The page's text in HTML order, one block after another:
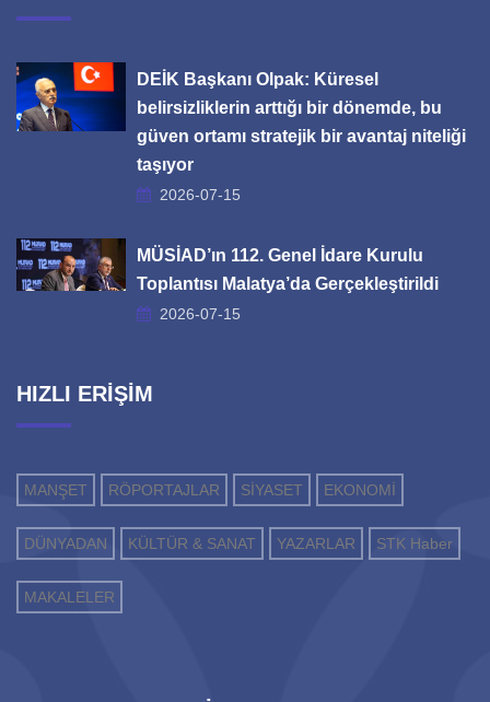
DEİK Başkanı Olpak: Küresel
belirsizliklerin arttığı bir dönemde, bu
güven ortamı stratejik bir avantaj niteliği
taşıyor
2026-07-15
MÜSİAD’ın 112. Genel İdare Kurulu
Toplantısı Malatya’da Gerçekleştirildi
2026-07-15
HIZLI ERİŞİM
MANŞET RÖPORTAJLAR SİYASET EKONOMİ
DÜNYADAN KÜLTÜR & SANAT YAZARLAR STK Haber
MAKALELER